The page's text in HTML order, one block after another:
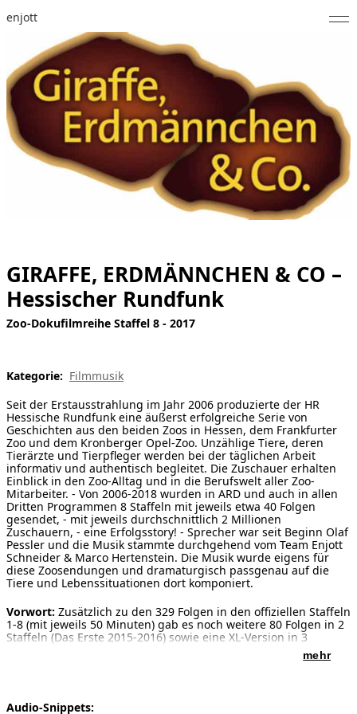
enjott
Home
Selected Works
Werkverzeichnis
About
Publikationen
Notizen
[ Suche ]
english
Audio-Snippets:
GIRAFFE, ERDMÄNNCHEN & CO –
Hessischer Rundfunk
Zoo-Dokufilmreihe Staffel 8 - 2017
Kategorie: Filmmusik
Seit der Erstausstrahlung im Jahr 2006 produzierte der HR
Hessische Rundfunk eine äußerst erfolgreiche Serie von
Geschichten aus den beiden Zoos in Hessen, dem Frankfurter
Zoo und dem Kronberger Opel-Zoo. Unzählige Tiere, deren
Tierärzte und Tierpfleger werden bei der täglichen Arbeit
informativ und authentisch begleitet. Die Zuschauer erhalten
Einblick in den Zoo-Alltag und in die Berufswelt aller Zoo-
Mitarbeiter. - Von 2006-2018 wurden in ARD und auch in allen
Dritten Programmen 8 Staffeln mit jeweils etwa 40 Folgen
gesendet, - mit jeweils durchschnittlich 2 Millionen
Zuschauern, - eine Erfolgsstory! - Sprecher war seit Beginn Olaf
Pessler und die Musik stammte durchgehend vom Team Enjott
Schneider & Marco Hertenstein. Die Musik wurde eigens für
diese Zoosendungen und dramaturgisch passgenau auf die
Tiere und Lebenssituationen dort komponiert.
Vorwort: Zusätzlich zu den 329 Folgen in den offiziellen Staffeln
1-8 (mit jeweils 50 Minuten) gab es noch weitere 80 Folgen in 2
Staffeln (Das Erste 2015-2016) sowie eine XL-Version in 3
Staffeln (HR 2015-2018) und mehrere Specials zu besonderen
Anlässen. Die Helden der Serie sind neben den Tieren immer
geworden sind. Frohe, spannende und traurige Momente
mehr